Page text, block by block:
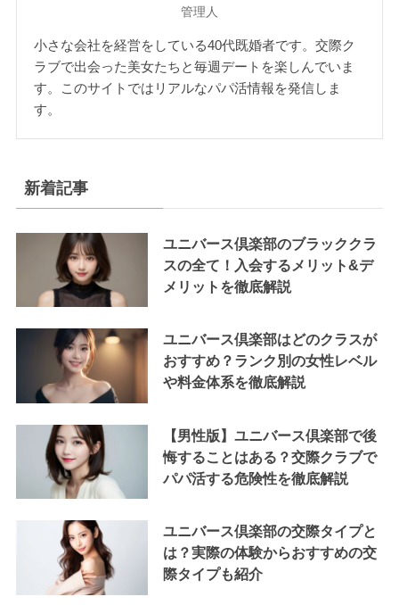
管理人
小さな会社を経営をしている40代既婚者です。交際ク
ラブで出会った美女たちと毎週デートを楽しんでいま
す。このサイトではリアルなパパ活情報を発信しま
す。
新着記事
ユニバース倶楽部のブラッククラ
スの全て！入会するメリット&デ
メリットを徹底解説
ユニバース倶楽部はどのクラスが
おすすめ？ランク別の女性レベル
や料金体系を徹底解説
【男性版】ユニバース倶楽部で後
悔することはある？交際クラブで
パパ活する危険性を徹底解説
ユニバース倶楽部の交際タイプと
は？実際の体験からおすすめの交
際タイプも紹介